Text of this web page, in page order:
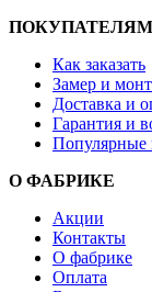
ПОКУПАТЕЛЯМ
Как заказать
Замер и
Доставка и
Гарантия и
Популярные
О ФАБРИКЕ
Акции
Контакты
О фабрике
Оплата